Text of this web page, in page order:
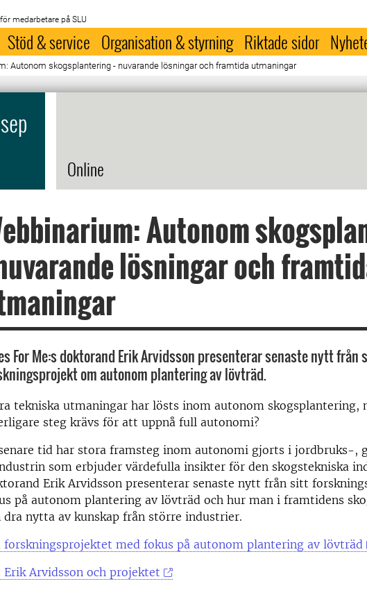
medarbetare på SLU
Stöd & service Organisation & styrning Riktade sidor
Autonom skogsplantering - nuvarande lösningar och framtida utmaningar
sep
Online
Autonom
lösningar och
For Me:s doktorand Erik Arvidsson presenterar senaste nytt från
om autonom plantering av lövträd.
tekniska utmaningar har lösts inom autonom skogsplantering,
steg krävs för att uppnå full autonomi?
tid har stora framsteg inom autonomi gjorts i jordbruks-,
som erbjuder värdefulla insikter för den skogstekniska
Erik Arvidsson presenterar senaste nytt från sitt
på autonom plantering av lövträd och hur man i framtidens
dra nytta av kunskap från större industrier.
forskningsprojektet med fokus på autonom plantering av lövträd
Erik Arvidsson och projektet